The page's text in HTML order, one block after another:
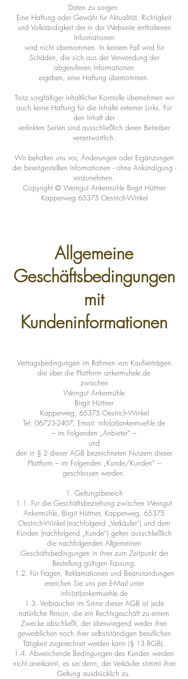
Daten zu sorgen.
Eine Haftung oder Gewähr für Aktualität, Richtigkeit
und Vollständigkeit der in der Webseite enthaltenen
Informationen
wird nicht übernommen. In keinem Fall wird für
Schäden, die sich aus der Verwendung der
abgerufenen Informationen
ergeben, eine Haftung übernommen.
Trotz sorgfältiger inhaltlicher Kontrolle übernehmen wir
auch keine Haftung für die Inhalte externer Links. Für
den Inhalt der
verlinkten Seiten sind ausschließlich deren Betreiber
verantwortlich.
Wir behalten uns vor, Änderungen oder Ergänzungen
der bereitgestellten Informationen - ohne Ankündigung -
vorzunehmen.
Copyright © Weingut Ankermühle Birgit Hüttner
Kapperweg 65375 Oestrich-Winkel
Allgemeine
Geschäftsbedingungen
mit
Kundeninformationen
Vertragsbedingungen im Rahmen von Kaufverträgen
die über die Plattform ankermuhele.de
zwischen
Weingut Ankermühle
Birgit Hüttner
Kapperweg, 65375 Oestrich-Winkel
Tel: 06723-2407, Email: info(at)ankermuehle.de
– im Folgenden „Anbieter“ –
und
den in § 2 dieser AGB bezeichneten Nutzern dieser
Plattform – im Folgenden „Kunde/Kunden“ –
geschlossen werden.
1. Geltungsbereich
1.1. Für die Geschäftsbeziehung zwischen Weingut
Ankermühle, Birgit Hüttner, Kapperweg, 65375
Oestrich-Winkel (nachfolgend „Verkäufer“) und dem
Kunden (nachfolgend „Kunde“) gelten ausschließlich
die nachfolgenden Allgemeinen
Geschäftsbedingungen in ihrer zum Zeitpunkt der
Bestellung gültigen Fassung.
1.2. Für Fragen, Reklamationen und Beanstandungen
erreichen Sie uns per E-Mail unter
info(at)ankermuehle.de
1.3. Verbraucher im Sinne dieser AGB ist jede
natürliche Person, die ein Rechtsgeschäft zu einem
Zwecke abschließt, der überwiegend weder ihrer
gewerblichen noch ihrer selbstständigen beruflichen
Tätigkeit zugerechnet werden kann (§ 13 BGB).
1.4. Abweichende Bedingungen des Kunden werden
nicht anerkannt, es sei denn, der Verkäufer stimmt ihrer
Geltung ausdrücklich zu.